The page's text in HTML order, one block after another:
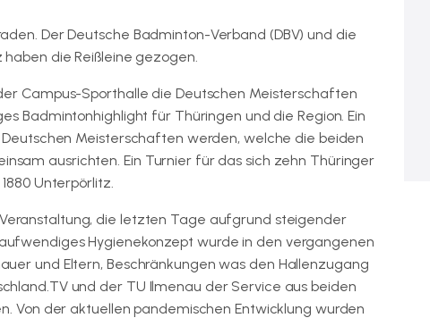
Der Deutsche Badminton-Verband (DBV) und die
haben die Reißleine gezogen.
Campus-Sporthalle die Deutschen Meisterschaften
Badmintonhighlight für Thüringen und die Region. Ein
Meisterschaften werden, welche die beiden
ausrichten. Ein Turnier für das sich zehn Thüringer
Unterpörlitz.
die letzten Tage aufgrund steigender
Hygienekonzept wurde in den vergangenen
und Eltern, Beschränkungen was den Hallenzugang
und der TU Ilmenau der Service aus beiden
Von der aktuellen pandemischen Entwicklung wurden